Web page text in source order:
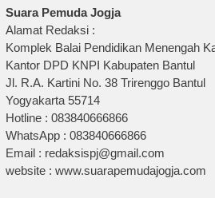
Suara Pemuda Jogja
Alamat Redaksi :
Komplek Balai Pendidikan Menengah
Kantor DPD KNPI Kabupaten Bantul
Jl. R.A. Kartini No. 38 Trirenggo Bantul
Yogyakarta 55714
Hotline : 083840666866
WhatsApp : 083840666866
Email : redaksispj@gmail.com
website : www.suarapemudajogja.com